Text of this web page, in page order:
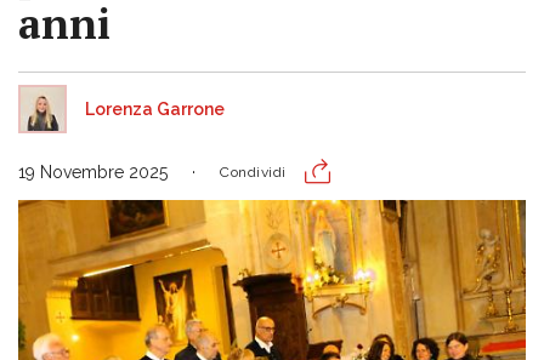
anni
Lorenza Garrone
19 Novembre 2025 Condividi